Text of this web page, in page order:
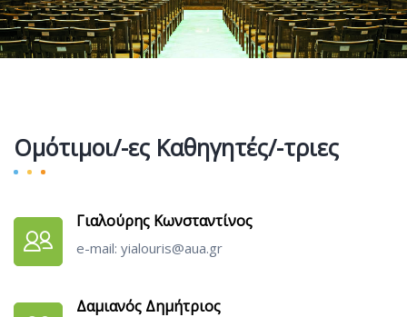
Ομότιμοι/-ες Καθηγητές/-τριες
Γιαλούρης Κωνσταντίνος
e-mail: yialouris@aua.gr
Δαμιανός Δημήτριος